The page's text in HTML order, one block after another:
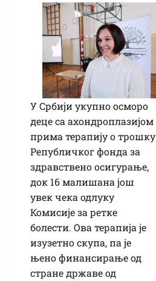
У Србији укупно осморо
деце са ахондроплазијом
прима терапију о трошку
Републичког фонда за
здравствено осигурање,
док 16 малишана још
увек чека одлуку
Комисије за ретке
болести. Ова терапија је
изузетно скупа, па је
њено финансирање од
стране државе од